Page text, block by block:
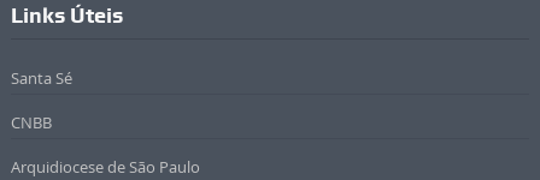
Links Úteis
Santa Sé
CNBB
Arquidiocese de São Paulo